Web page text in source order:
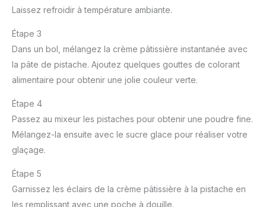
Laissez refroidir à température ambiante.
Étape 3
Dans un bol, mélangez la crème pâtissière instantanée avec
la pâte de pistache. Ajoutez quelques gouttes de colorant
alimentaire pour obtenir une jolie couleur verte.
Étape 4
Passez au mixeur les pistaches pour obtenir une poudre fine.
Mélangez-la ensuite avec le sucre glace pour réaliser votre
glaçage.
Étape 5
Garnissez les éclairs de la crème pâtissière à la pistache en
les remplissant avec une poche à douille.